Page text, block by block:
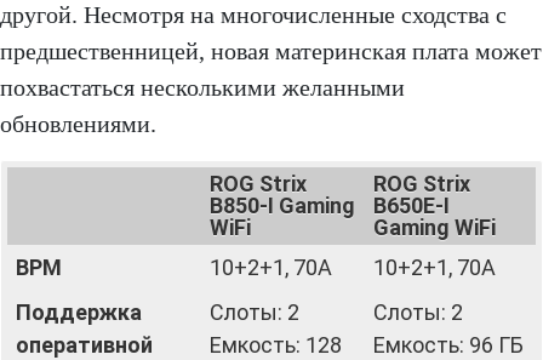
другой. Несмотря на многочисленные сходства с
предшественницей, новая материнская плата может
похвастаться несколькими желанными
обновлениями.
ROG Strix
B850-I Gaming
WiFi
ROG Strix
B650E-I
Gaming WiFi
ВРМ
10+2+1, 70А
10+2+1, 70А
Поддержка
оперативной
Слоты: 2
Емкость: 128
Слоты: 2
Емкость: 96 ГБ